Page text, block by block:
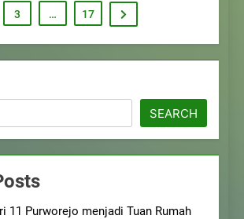
3 … 17
SEARCH
11 Purworejo menjadi Tuan Rumah